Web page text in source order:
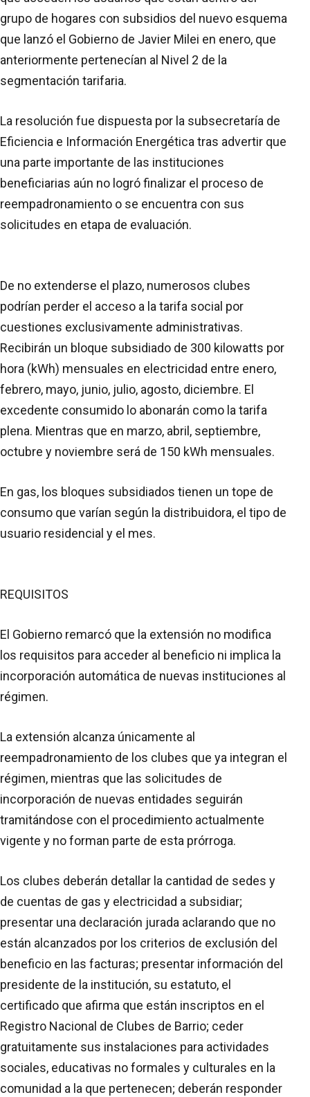
grupo de hogares con subsidios del nuevo esquema
que lanzó el Gobierno de Javier Milei en enero, que
anteriormente pertenecían al Nivel 2 de la
segmentación tarifaria.
La resolución fue dispuesta por la subsecretaría de
Eficiencia e Información Energética tras advertir que
una parte importante de las instituciones
beneficiarias aún no logró finalizar el proceso de
reempadronamiento o se encuentra con sus
solicitudes en etapa de evaluación.
De no extenderse el plazo, numerosos clubes
podrían perder el acceso a la tarifa social por
cuestiones exclusivamente administrativas.
Recibirán un bloque subsidiado de 300 kilowatts por
hora (kWh) mensuales en electricidad entre enero,
febrero, mayo, junio, julio, agosto, diciembre. El
excedente consumido lo abonarán como la tarifa
plena. Mientras que en marzo, abril, septiembre,
octubre y noviembre será de 150 kWh mensuales.
En gas, los bloques subsidiados tienen un tope de
consumo que varían según la distribuidora, el tipo de
usuario residencial y el mes.
REQUISITOS
El Gobierno remarcó que la extensión no modifica
los requisitos para acceder al beneficio ni implica la
incorporación automática de nuevas instituciones al
régimen.
La extensión alcanza únicamente al
reempadronamiento de los clubes que ya integran el
régimen, mientras que las solicitudes de
incorporación de nuevas entidades seguirán
tramitándose con el procedimiento actualmente
vigente y no forman parte de esta prórroga.
Los clubes deberán detallar la cantidad de sedes y
de cuentas de gas y electricidad a subsidiar;
presentar una declaración jurada aclarando que no
están alcanzados por los criterios de exclusión del
beneficio en las facturas; presentar información del
presidente de la institución, su estatuto, el
certificado que afirma que están inscriptos en el
Registro Nacional de Clubes de Barrio; ceder
gratuitamente sus instalaciones para actividades
sociales, educativas no formales y culturales en la
comunidad a la que pertenecen; deberán responder